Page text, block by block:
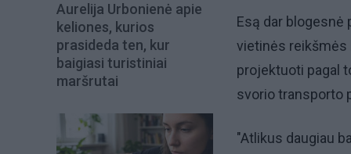
Aurelija Urbonienė apie
keliones, kurios
prasideda ten, kur
baigiasi turistiniai
maršrutai
Esą dar blogesnė
vietinės reikšmės
projektuoti pagal
svorio transporto
"Atlikus daugiau